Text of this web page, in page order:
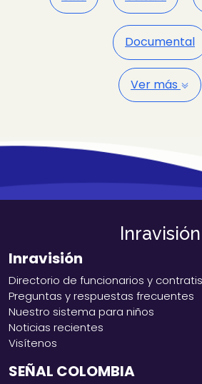
Documental
Ver más
Inravisión
Inravisión
Directorio de funcionarios y
Preguntas y respuestas frecuentes
Nuestro sistema para niños
Noticias recientes
Visítenos
SEÑAL COLOMBIA